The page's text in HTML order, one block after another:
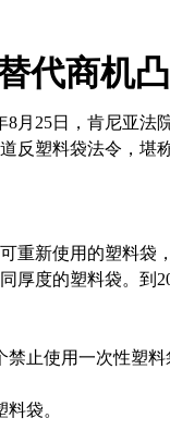
代商机
25日，肯尼亚法
塑料袋法令，堪
新使用的塑料袋
厚度的塑料袋。到
止使用一次性塑
袋。